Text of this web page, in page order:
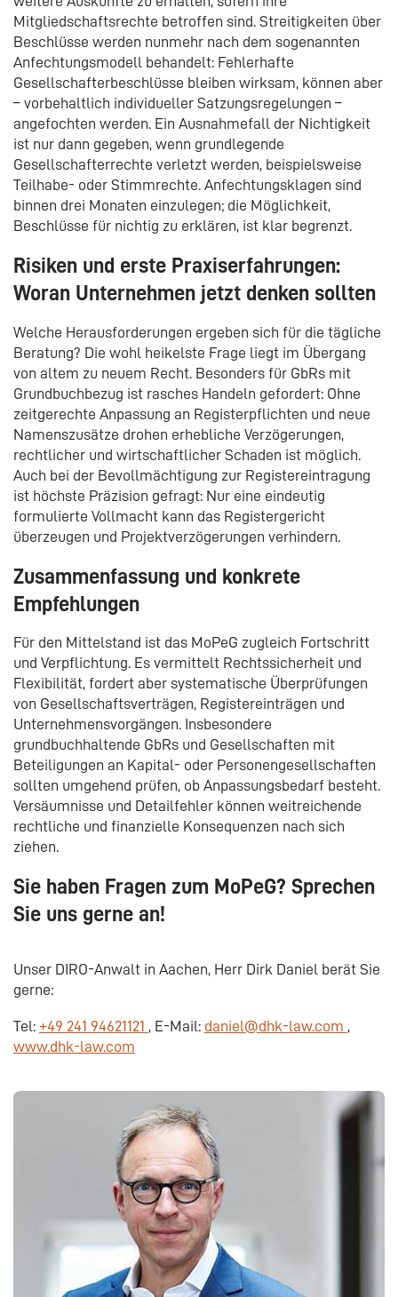
Mitgliedschaftsrechte betroffen sind. Streitigkeiten über
Beschlüsse werden nunmehr nach dem sogenannten
Anfechtungsmodell behandelt: Fehlerhafte
Gesellschafterbeschlüsse bleiben wirksam, können aber
– vorbehaltlich individueller Satzungsregelungen –
angefochten werden. Ein Ausnahmefall der Nichtigkeit
ist nur dann gegeben, wenn grundlegende
Gesellschafterrechte verletzt werden, beispielsweise
Teilhabe- oder Stimmrechte. Anfechtungsklagen sind
binnen drei Monaten einzulegen; die Möglichkeit,
Beschlüsse für nichtig zu erklären, ist klar begrenzt.
Risiken und erste Praxiserfahrungen:
Woran Unternehmen jetzt denken sollten
Welche Herausforderungen ergeben sich für die tägliche
Beratung? Die wohl heikelste Frage liegt im Übergang
von altem zu neuem Recht. Besonders für GbRs mit
Grundbuchbezug ist rasches Handeln gefordert: Ohne
zeitgerechte Anpassung an Registerpflichten und neue
Namenszusätze drohen erhebliche Verzögerungen,
rechtlicher und wirtschaftlicher Schaden ist möglich.
Auch bei der Bevollmächtigung zur Registereintragung
ist höchste Präzision gefragt: Nur eine eindeutig
formulierte Vollmacht kann das Registergericht
überzeugen und Projektverzögerungen verhindern.
Zusammenfassung und konkrete
Empfehlungen
Für den Mittelstand ist das MoPeG zugleich Fortschritt
und Verpflichtung. Es vermittelt Rechtssicherheit und
Flexibilität, fordert aber systematische Überprüfungen
von Gesellschaftsverträgen, Registereinträgen und
Unternehmensvorgängen. Insbesondere
grundbuchhaltende GbRs und Gesellschaften mit
Beteiligungen an Kapital- oder Personengesellschaften
sollten umgehend prüfen, ob Anpassungsbedarf besteht.
Versäumnisse und Detailfehler können weitreichende
rechtliche und finanzielle Konsequenzen nach sich
ziehen.
Sie haben Fragen zum MoPeG? Sprechen
Sie uns gerne an!
Unser DIRO-Anwalt in Aachen, Herr Dirk Daniel berät Sie
gerne:
Tel: +49 241 94621121 , E-Mail: daniel@dhk-law.com ,
www.dhk-law.com